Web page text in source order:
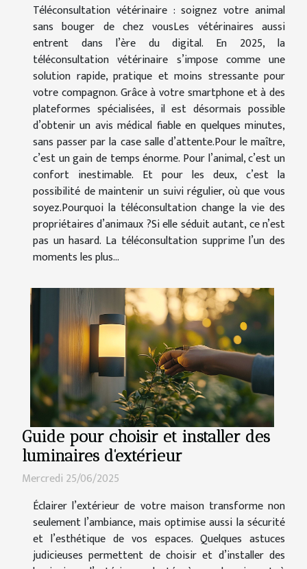
Téléconsultation vétérinaire : soignez votre animal
sans bouger de chez vousLes vétérinaires aussi
entrent dans l’ère du digital. En 2025, la
téléconsultation vétérinaire s’impose comme une
solution rapide, pratique et moins stressante pour
votre compagnon. Grâce à votre smartphone et à des
plateformes spécialisées, il est désormais possible
d’obtenir un avis médical fiable en quelques minutes,
sans passer par la case salle d’attente.Pour le maître,
c’est un gain de temps énorme. Pour l’animal, c’est un
confort inestimable. Et pour les deux, c’est la
possibilité de maintenir un suivi régulier, où que vous
soyez.Pourquoi la téléconsultation change la vie des
propriétaires d’animaux ?Si elle séduit autant, ce n’est
pas un hasard. La téléconsultation supprime l’un des
moments les plus...
Guide pour choisir et installer des
luminaires d'extérieur
Mercredi 25/06/2025
Éclairer l’extérieur de votre maison transforme non
seulement l’ambiance, mais optimise aussi la sécurité
et l’esthétique de vos espaces. Quelques astuces
judicieuses permettent de choisir et d’installer des